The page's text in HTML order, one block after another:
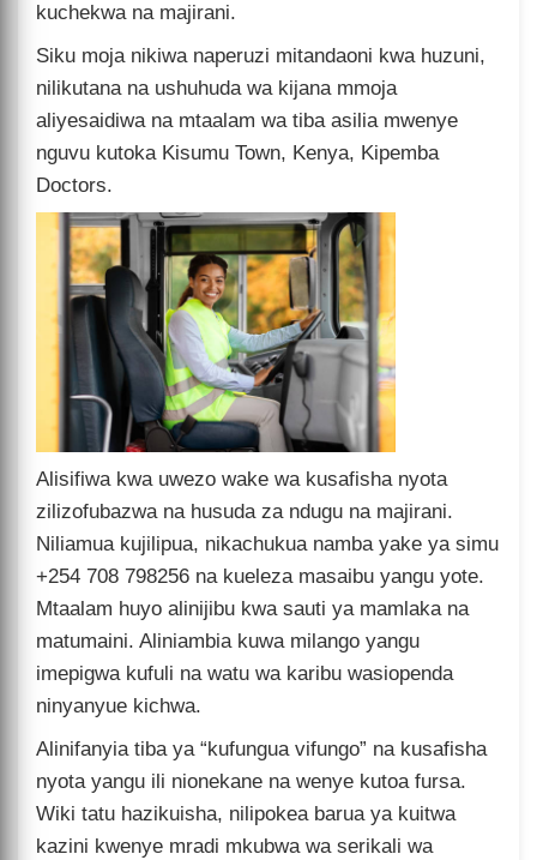
kuchekwa na majirani.
Siku moja nikiwa naperuzi mitandaoni kwa huzuni,
nilikutana na ushuhuda wa kijana mmoja
aliyesaidiwa na mtaalam wa tiba asilia mwenye
nguvu kutoka Kisumu Town, Kenya, Kipemba
Doctors.
Alisifiwa kwa uwezo wake wa kusafisha nyota
zilizofubazwa na husuda za ndugu na majirani.
Niliamua kujilipua, nikachukua namba yake ya simu
+254 708 798256 na kueleza masaibu yangu yote.
Mtaalam huyo alinijibu kwa sauti ya mamlaka na
matumaini. Aliniambia kuwa milango yangu
imepigwa kufuli na watu wa karibu wasiopenda
ninyanyue kichwa.
Alinifanyia tiba ya “kufungua vifungo” na kusafisha
nyota yangu ili nionekane na wenye kutoa fursa.
Wiki tatu hazikuisha, nilipokea barua ya kuitwa
kazini kwenye mradi mkubwa wa serikali wa